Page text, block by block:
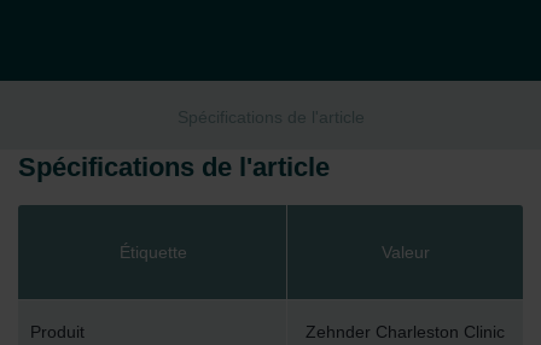
Spécifications de l'article
Spécifications de l'article
Étiquette Valeur
Produit Zehnder Charleston Clinic